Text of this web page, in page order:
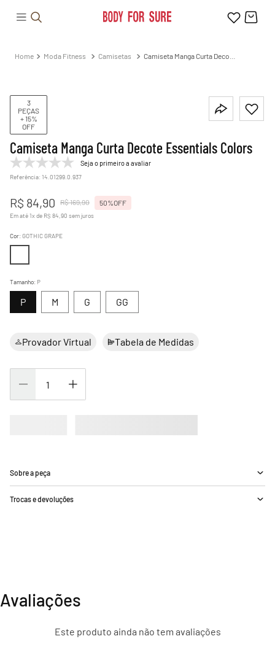
Moda Fitness Camisetas
Camiseta Manga Curta Decote
3
PEÇAS
+ 15%
OFF
Camiseta Manga Curta Decote Essentials Colors
Seja o primeiro a avaliar
Referência: 14.01299.0.937
R$ 84,90 R$169,90 50%OFF
Em até 1x de R$ 84 90 sem juros
Tamanho: P
G GG
M
P
Cor: GOTHIC GRAPE
Provador Virtual Tabela de Medidas
Sobre a peça
Trocas e devoluções
Avaliações
Este produto ainda não tem avaliações